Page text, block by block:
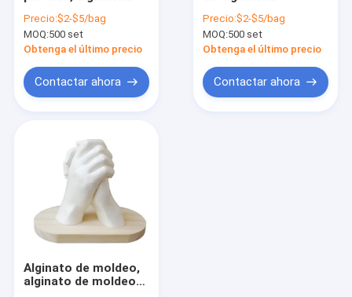
fundición por vida
tridimensional,
alginato dental para
Precio:$2-$5/bag
MOQ:500 set
Obtenga el último precio
Contactar ahora
de impresión de
alginato cromático,
alginato cromático
Precio:$2-$5/bag
MOQ:500 set
Obtenga el último precio
Contactar ahora
Alginato de moldeo,
alginato de moldeo